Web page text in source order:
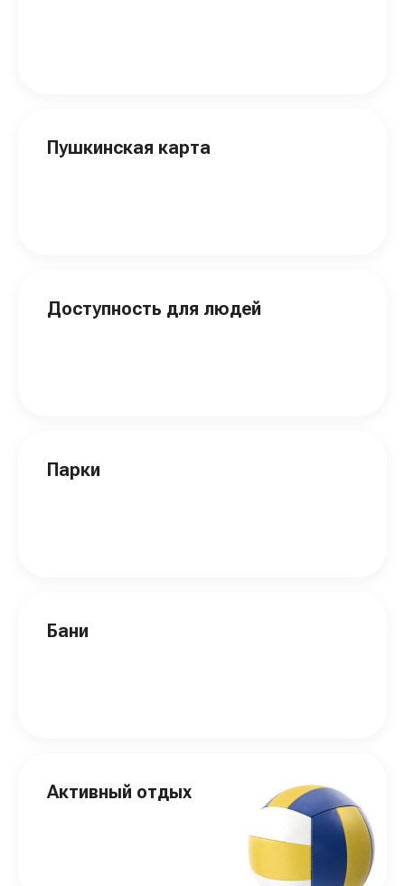
Пушкинская карта
Доступность для людей
Парки
Бани
Активный отдых